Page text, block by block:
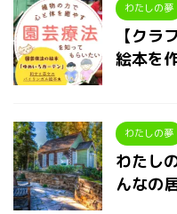
わたしの夢
【クラ
絵本を
わたしの夢
わたし
んなの